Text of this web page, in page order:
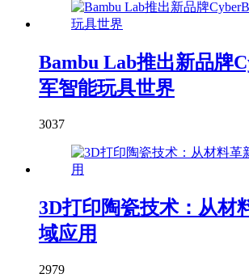
Bambu Lab推出新品牌
军智能玩具世界
3037
3D打印陶瓷技术：从材
域应用
2979